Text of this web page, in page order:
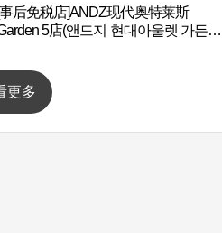
后免税店]ANDZ现代奥特莱斯
5店(앤드지 현대아울렛 가든파
更多